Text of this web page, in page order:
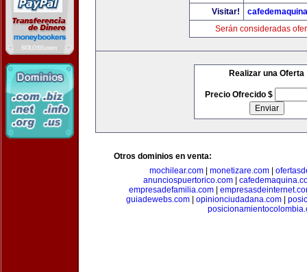
Visitar!
Serán consideradas
Realizar una Oferta
Precio Ofrecido $
Otros dominios en venta:
mochilear.com
monetizare.com
anunciospuertorico.com|
empresadefamilia.com
guiadewebs.com
opinionciudadana.com